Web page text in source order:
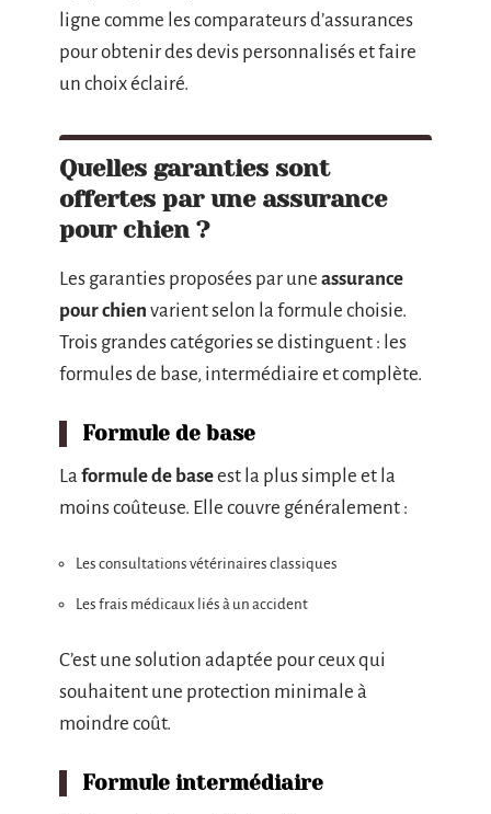
ligne comme les comparateurs d’assurances
pour obtenir des devis personnalisés et faire
un choix éclairé.
Quelles garanties sont
offertes par une assurance
pour chien ?
Les garanties proposées par une assurance
pour chien varient selon la formule choisie.
Trois grandes catégories se distinguent : les
formules de base, intermédiaire et complète.
Formule de base
La formule de baseest la plus simple et la
moins coûteuse. Elle couvre généralement :
Les consultations vétérinaires classiques
Les frais médicaux liés à un accident
C’est une solution adaptée pour ceux qui
souhaitent une protection minimale à
moindre coût.
Formule intermédiaire